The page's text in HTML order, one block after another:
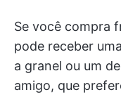
Se você compra
pode receber
a granel ou um
amigo, que